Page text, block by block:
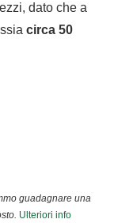
dato che a
circa 50
guadagnare una
Ulteriori info